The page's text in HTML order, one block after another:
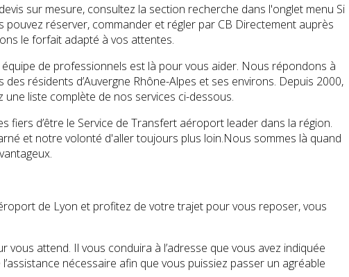
sur mesure, consultez la section recherche dans l'onglet menu Si
réserver, commander et régler par CB Directement auprès
le forfait adapté à vos attentes.
de professionnels est là pour vous aider. Nous répondons à
résidents d’Auvergne Rhône-Alpes et ses environs. Depuis 2000,
liste complète de nos services ci-dessous.
d’être le Service de Transfert aéroport leader dans la région.
et notre volonté d'aller toujours plus loin.Nous sommes là quand
de Lyon et profitez de votre trajet pour vous reposer, vous
attend. Il vous conduira à l’adresse que vous avez indiquée
nécessaire afin que vous puissiez passer un agréable